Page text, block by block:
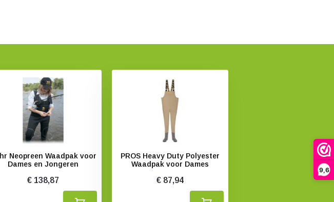
9,6
Neopreen Waadpak voor
Dames en Jongeren
€ 138,87
PROS Heavy Duty Polyester
Waadpak voor Dames
€ 87,94